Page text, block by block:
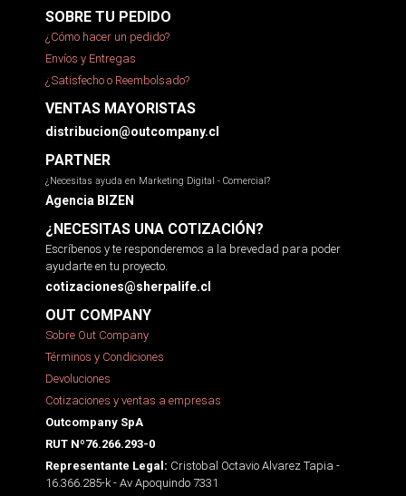
SOBRE TU PEDIDO
¿Cómo hacer un pedido?
Envíos y Entregas
¿Satisfecho o Reembolsado?
VENTAS MAYORISTAS
distribucion@outcompany.cl
PARTNER
¿Necesitas ayuda en Marketing Digital - Comercial?
Agencia BIZEN
¿NECESITAS UNA COTIZACIÓN?
Escríbenos y te responderemos a la brevedad para poder
ayudarte en tu proyecto.
cotizaciones@sherpalife.cl
OUT COMPANY
Sobre Out Company
Términos y Condiciones
Devoluciones
Cotizaciones y ventas a empresas
Outcompany SpA
RUT Nº76.266.293-0
Representante Legal: Cristobal Octavio Alvarez Tapia -
16.366.285-k - Av Apoquindo 7331